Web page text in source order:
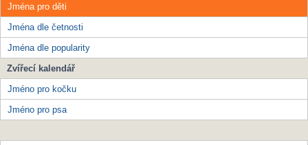
Jména pro děti
Jména dle četnosti
Jména dle popularity
Zvířecí kalendář
Jméno pro kočku
Jméno pro psa